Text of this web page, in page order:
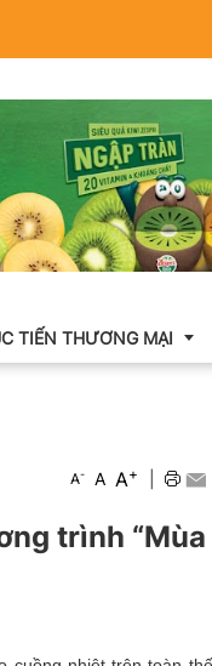
TIẾN THƯƠNG MẠI
chợ triển lãm
A- A A+
trình “Mùa